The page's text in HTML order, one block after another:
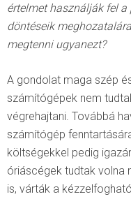
értelmet használják fel
döntéseik
megtenni ugyanezt?
A gondolat maga szép
számítógépek nem
végrehajtani. Továbbá
számítógép
költségekkel pedig
óriáscégek tudtak volna
is, várták a